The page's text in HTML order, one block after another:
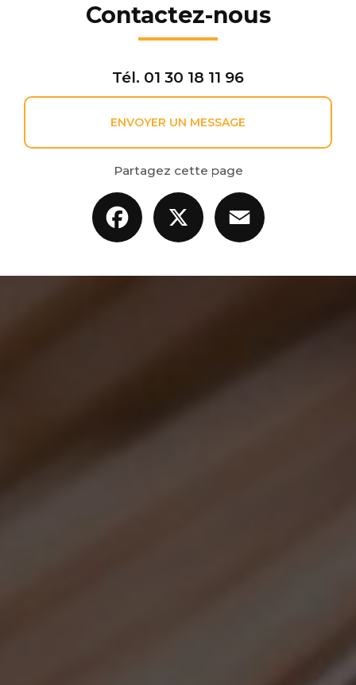
Contactez-nous
Tél. 01 30 18 11 96
ENVOYER UN MESSAGE
Partagez cette page
Facebook